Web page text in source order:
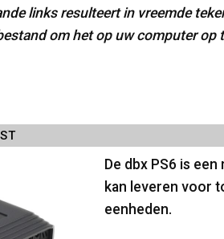
links resulteert in vreemde
om het op uw computer op
De dbx PS6 is
kan leveren voor
eenheden.